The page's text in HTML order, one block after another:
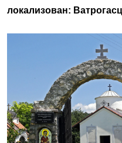
локализован: